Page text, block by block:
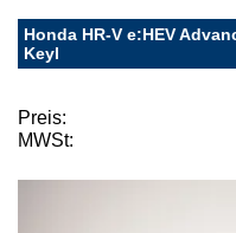
Honda HR-V e:HEV
Keyl
Preis:
MWSt: